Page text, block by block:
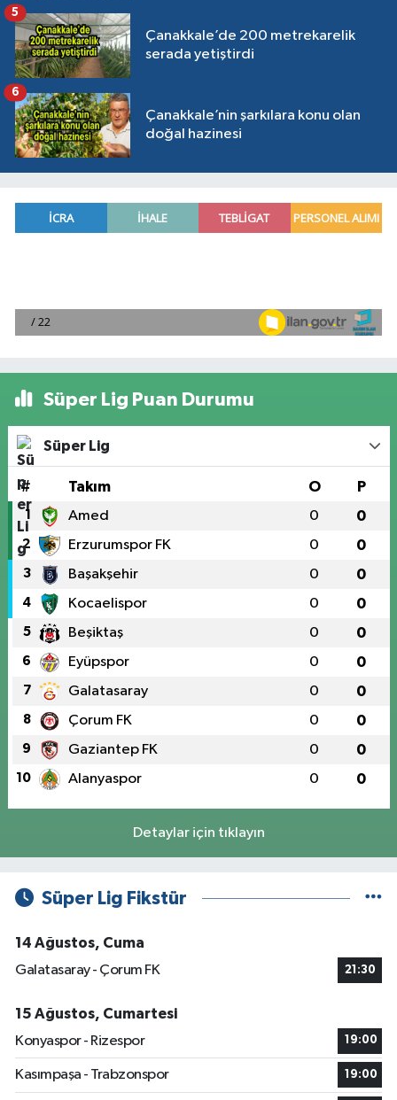
Çanakkale’de 200 metrekarelik
serada yetiştirdi
5
Çanakkale’nin şarkılara konu olan
doğal hazinesi
6
Süper Lig Puan Durumu
Süper Lig
# Takım O P
1 Amed 0 0
2 Erzurumspor FK 0 0
3 Başakşehir 0 0
4 Kocaelispor 0 0
5 Beşiktaş 0 0
6 Eyüpspor 0 0
7 Galatasaray 0 0
8 Çorum FK 0 0
9 Gaziantep FK 0 0
10 Alanyaspor 0 0
Detaylar için tıklayın
Süper Lig Fikstür
14 Ağustos, Cuma
Galatasaray - Çorum FK
21:30
15 Ağustos, Cumartesi
Konyaspor - Rizespor
19:00
Kasımpaşa - Trabzonspor 19:00